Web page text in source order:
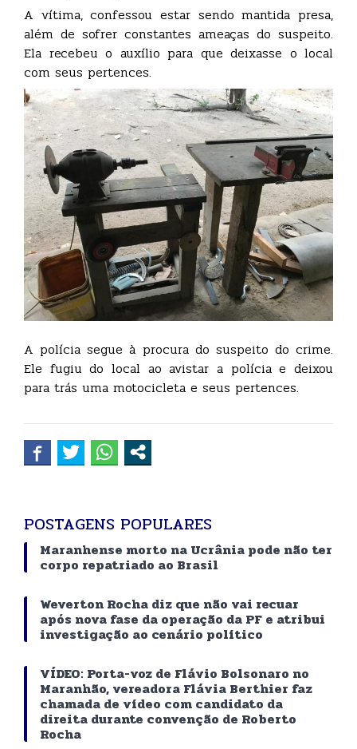
A vítima, confessou estar sendo mantida presa,
além de sofrer constantes ameaças do suspeito.
Ela recebeu o auxílio para que deixasse o local
com seus pertences.
A polícia segue à procura do suspeito do crime.
Ele fugiu do local ao avistar a polícia e deixou
para trás uma motocicleta e seus pertences.
POSTAGENS POPULARES
Maranhense morto na Ucrânia pode não ter
corpo repatriado ao Brasil
Weverton Rocha diz que não vai recuar
após nova fase da operação da PF e atribui
investigação ao cenário político
VÍDEO: Porta-voz de Flávio Bolsonaro no
Maranhão, vereadora Flávia Berthier faz
chamada de vídeo com candidato da
direita durante convenção de Roberto
Rocha